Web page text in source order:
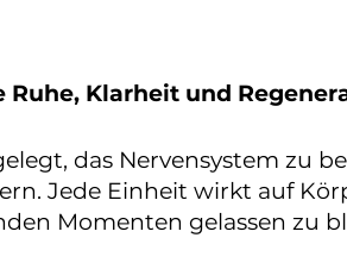
Ruhe, Klarheit und
das Nervensystem zu
Jede Einheit wirkt auf
Momenten gelassen zu